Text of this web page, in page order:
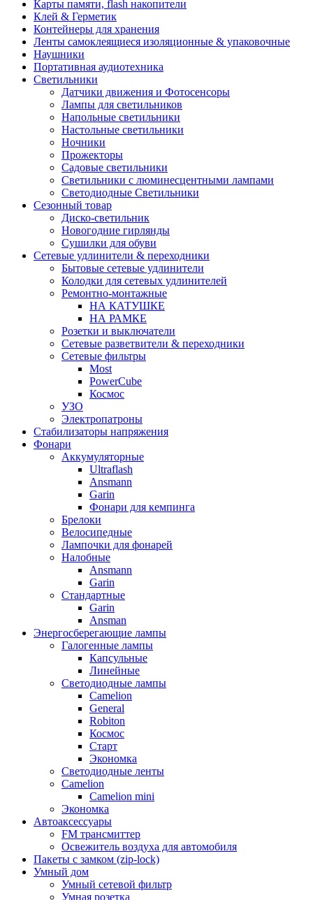
Карты памяти, flash накопители
Клей & Герметик
Контейнеры для хранения
Ленты самоклеящиеся изоляционные & упаковочные
Наушники
Портативная аудиотехника
Светильники
Датчики движения и Фотосенсоры
Лампы для светильников
Напольные светильники
Настольные светильники
Ночники
Прожекторы
Садовые светильники
Светильники с люминесцентными лампами
Светодиодные Светильники
Сезонный товар
Диско-светильник
Новогодние гирлянды
Сушилки для обуви
Сетевые удлинители & переходники
Бытовые сетевые удлинители
Колодки для сетевых удлинителей
Ремонтно-монтажные
НА КАТУШКЕ
НА РАМКЕ
Розетки и выключатели
Сетевые разветвители & переходники
Сетевые фильтры
Most
PowerCube
Космос
УЗО
Электропатроны
Стабилизаторы напряжения
Фонари
Аккумуляторные
Ultraflash
Ansmann
Garin
Фонари для кемпинга
Брелоки
Велосипедные
Лампочки для фонарей
Налобные
Ansmann
Garin
Стандартные
Garin
Ansman
Энергосберегающие лампы
Галогенные лампы
Капсульные
Линейные
Светодиодные лампы
Camelion
General
Robiton
Космос
Старт
Экономка
Светодиодные ленты
Camelion
Camelion mini
Экономка
Автоаксессуары
FM трансмиттер
Освежитель воздуха для автомобиля
Пакеты с замком (zip-lock)
Умный дом
Умный сетевой фильтр
Умная розетка